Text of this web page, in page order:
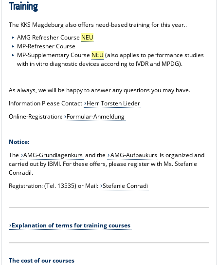
Training
The KKS Magdeburg also offers need-based training for this year..
AMG Refresher Course NEU
MP-Refresher Course
MP-Supplementary Course NEU (also applies to performance studies
with in vitro diagnostic devices according to IVDR and MPDG).
As always, we will be happy to answer any questions you may have.
Information Please Contact Herr Torsten Lieder
Online-Registration: Formular-Anmeldung
Notice:
The
AMG-Grundlagenkurs and the AMG-Aufbaukurs is organized and
carried out by IBMI. For these offers, please register with Ms. Stefanie
Conradil.
Registration: (Tel. 13535) or Mail: Stefanie Conradi
Explanation of terms for training courses
The cost of our courses